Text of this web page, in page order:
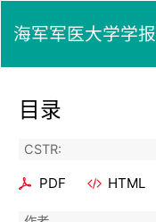
海军军医大学学报
目录
CSTR:
PDF HTML